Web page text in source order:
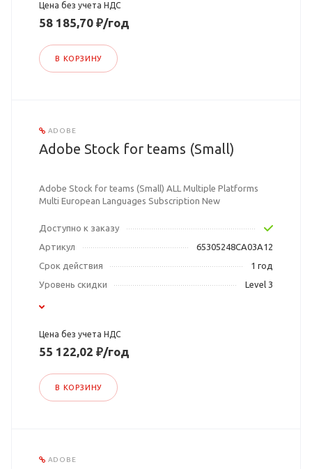
Цена без учета НДС
58 185,70 ₽/год
В КОРЗИНУ
ADOBE
Adobe Stock for teams (Small)
Adobe Stock for teams (Small) ALL Multiple Platforms
Multi European Languages Subscription New
Доступно к заказу
Артикул
65305248CA03A12
Срок действия
1 год
Уровень скидки
Level 3
Цена без учета НДС
55 122,02 ₽/год
В КОРЗИНУ
ADOBE